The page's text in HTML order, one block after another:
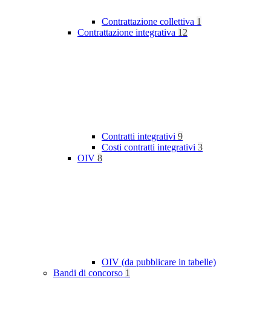
Contrattazione collettiva 1
Contrattazione integrativa 12
Contratti integrativi 9
Costi contratti integrativi 3
OIV 8
OIV (da pubblicare in tabelle)
Bandi di concorso 1